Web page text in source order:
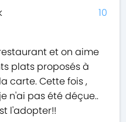
et on aime
plats proposés à
carte. Cette fois ,
n'ai pas été déçue..
l'adopter!!
10